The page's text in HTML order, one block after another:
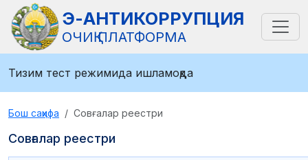
Э-АНТИКОРРУПЦИЯ
ОЧИҚ ПЛАТФОРМА
Тизим тест режимида ишламоқда
Бош саҳифа Совғалар реестри
Совғалар реестри